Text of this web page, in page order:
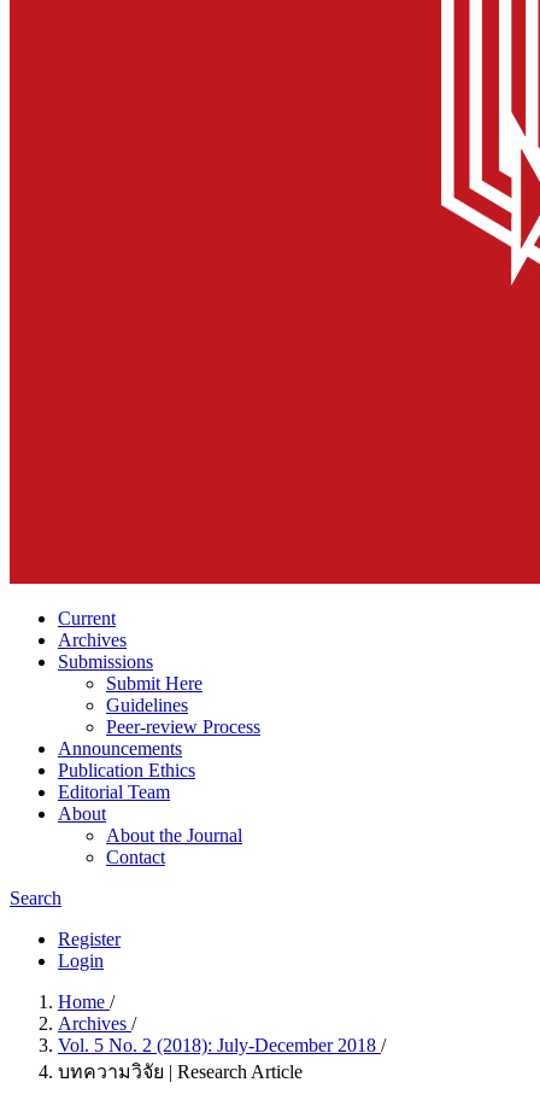
Current
Archives
Submissions
Submit Here
Guidelines
Peer-review Process
Announcements
Publication Ethics
Editorial Team
About
About the Journal
Contact
Search
Register
Login
Home /
Archives /
Vol. 5 No. 2 (2018): July-December 2018 /
บทความวิจัย | Research Article